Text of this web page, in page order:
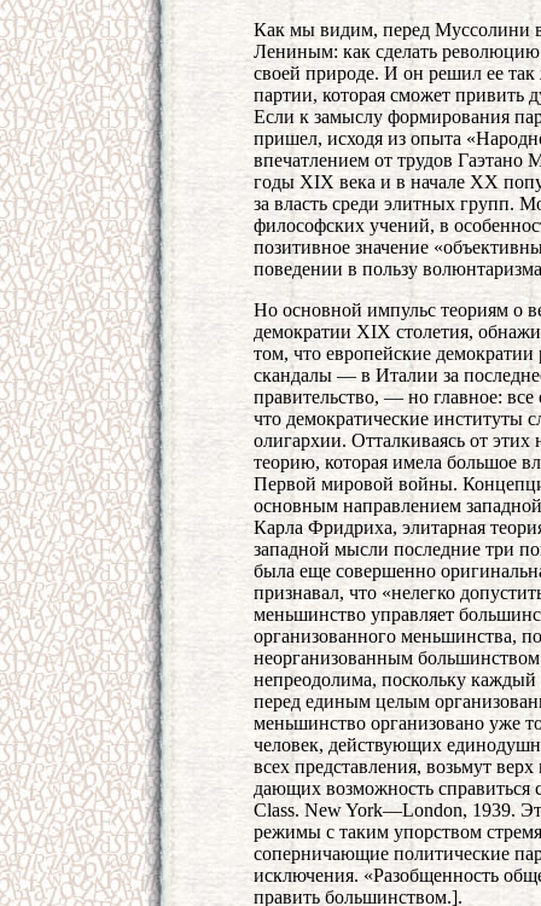
Как мы видим, перед Муссолини
Лениным: как сделать
своей природе. И он решил ее
партии, которая сможет привить
Если к замыслу формирования
пришел, исходя из опыта
впечатлением от трудов Гаэтано
годы XIX века и в начале XX
за власть среди элитных групп.
философских учений, в
позитивное значение
поведении в пользу
Но основной импульс теориям о
демократии XIX столетия,
том, что европейские
скандалы — в Италии за
правительство, — но главное: все
что демократические
олигархии. Отталкиваясь от
теорию, которая имела большое
Первой мировой войны.
основным направлением
Карла Фридриха, элитарная
западной мысли последние три
была еще совершенно
признавал, что «нелегко
меньшинство управляет
организованного меньшинства,
неорганизованным
непреодолима, поскольку
перед единым целым
меньшинство организовано уже
человек, действующих
всех представления, возьмут
дающих возможность
Class. New York—London, 1939.
режимы с таким упорством
соперничающие политические
исключения. «Разобщенность
править большинством.].